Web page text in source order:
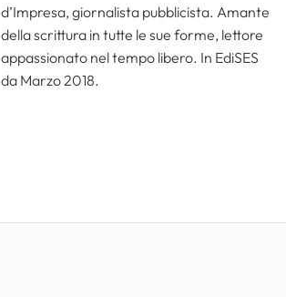
d’Impresa, giornalista pubblicista. Amante
della scrittura in tutte le sue forme, lettore
appassionato nel tempo libero. In EdiSES
da Marzo 2018.